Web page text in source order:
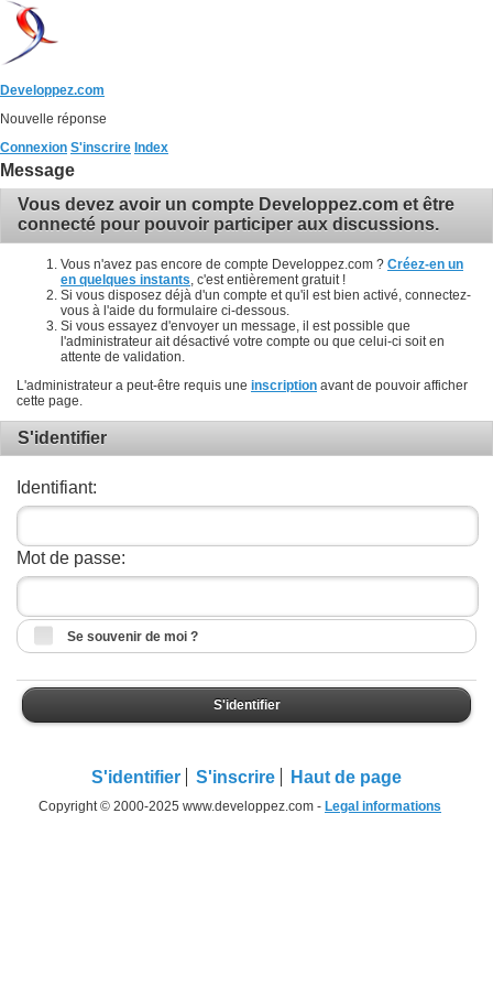
Developpez.com
Nouvelle réponse
Connexion S'inscrire Index
Message
Vous devez avoir un compte Developpez.com et être
connecté pour pouvoir participer aux discussions.
Vous n'avez pas encore de compte Developpez.com ? Créez-en un
en quelques instants , c'est entièrement gratuit !
Si vous disposez déjà d'un compte et qu'il est bien activé, connectez-
vous à l'aide du formulaire ci-dessous.
Si vous essayez d'envoyer un message, il est possible que
l'administrateur ait désactivé votre compte ou que celui-ci soit en
attente de validation.
L'administrateur a peut-être requis une inscription avant de pouvoir afficher
cette page.
S'identifier
Identifiant:
Mot de passe:
Se souvenir de moi ?
S'identifier
S'identifier S'inscrire Haut de page
Copyright © 2000-2025 www.developpez.com - Legal informations